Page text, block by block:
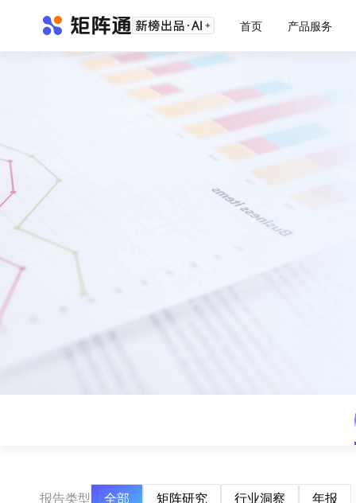
首页 产品服务
报告类型 全部 矩阵研究 行业洞察 年报